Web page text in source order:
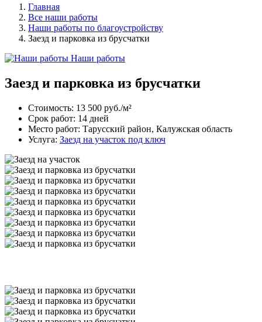
Главная
Все наши работы
Наши работы по благоустройству
Заезд и парковка из брусчатки
Наши работы
Заезд и парковка из брусчатки
Стоимость: 13 500 руб./м²
Срок работ: 14 дней
Место работ: Тарусский район, Калужская область
Услуга: Заезд на участок под ключ